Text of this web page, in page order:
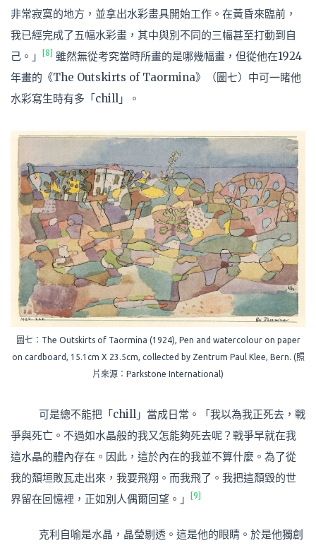
非常寂寞的地方，並拿出水彩畫具開始工作。在黃昏來臨前，
我已經完成了五幅水彩畫，其中與別不同的三幅甚至打動到自
己。」
[8]
雖然無從考究當時所畫的是哪幾幅畫，但從他在1924
年畫的《The Outskirts of Taormina》（圖七）中可一睹他
水彩寫生時有多「chill」。
圖七：The Outskirts of Taormina (1924), Pen and watercolour on paper
on cardboard, 15.1cm X 23.5cm, collected by Zentrum Paul Klee, Bern. (照
片來源：Parkstone International)
可是總不能把「chill」當成日常。「我以為我正死去，戰
爭與死亡。不過如水晶般的我又怎能夠死去呢？戰爭早就在我
這水晶的體內存在。因此，這於內在的我並不算什麼。為了從
我的頹垣敗瓦走出來，我要飛翔。而我飛了。我把這頹毀的世
界留在回憶裡，正如別人偶爾回望。」
[9]
克利自喻是水晶，晶瑩剔透。這是他的眼睛。於是他獨創